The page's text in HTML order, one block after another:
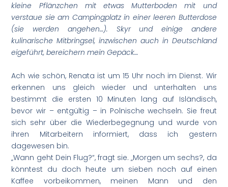
kleine Pflänzchen mit etwas Mutterboden mit und
verstaue sie am Campingplatz in einer leeren Butterdose
(sie werden angehen…). Skyr und einige andere
kulinarische Mitbringsel, inzwischen auch in Deutschland
eigeführt, bereichern mein Gepäck…
Ach wie schön, Renata ist um 15 Uhr noch im Dienst. Wir
erkennen uns gleich wieder und unterhalten uns
bestimmt die ersten 10 Minuten lang auf Isländisch,
bevor wir – entgültig – in Polnische wechseln. Sie freut
sich sehr über die Wiederbegegnung und wurde von
ihren Mitarbeitern informiert, dass ich gestern
dagewesen bin.
„Wann geht Dein Flug?“, fragt sie. „Morgen um sechs?, da
könntest du doch heute um sieben noch auf einen
Kaffee vorbeikommen, meinen Mann und den